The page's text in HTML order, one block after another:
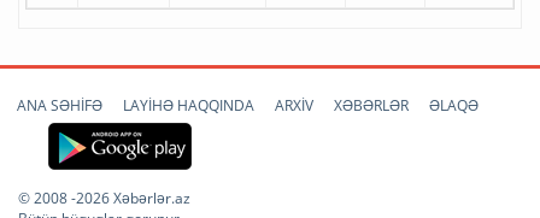
ANA SƏHİFƏ LAYİHƏ HAQQINDA ARXİV XƏBƏRLƏR ƏLAQƏ
© 2008 -2026 Xəbərlər.az